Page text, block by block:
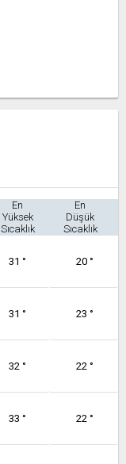
En
Yüksek
Sıcaklık
En
Düşük
Sıcaklık
31 ° 20 °
31 ° 23 °
32 ° 22 °
33 ° 22 °